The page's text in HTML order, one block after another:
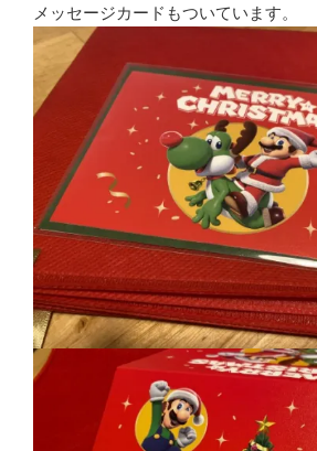
メッセージカードもついています。